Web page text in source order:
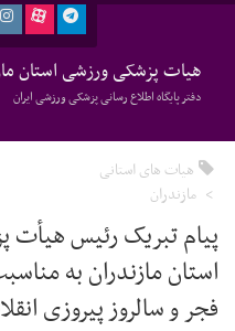
هیات پزشکی ورزشی استان
دفتر پایگاه اطلاع رسانی پزشکی ورزشی ایران
هیات های استانی
مازندران
پیام تبریک رئیس هیأت
استان مازندران به
فجر و سالروز پیروزی